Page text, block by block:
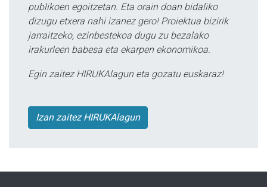
publikoen egoitzetan. Eta orain doan bidaliko
dizugu etxera nahi izanez gero! Proiektua bizirik
jarraitzeko, ezinbestekoa dugu zu bezalako
irakurleen babesa eta ekarpen ekonomikoa.
Egin zaitez HIRUKAlagun eta gozatu euskaraz!
Izan zaitez HIRUKAlagun